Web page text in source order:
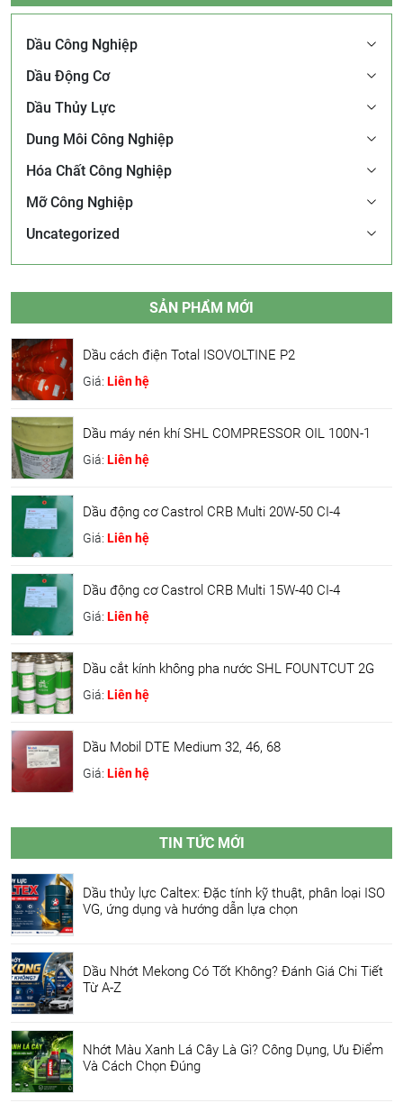
Dầu Công Nghiệp
Dầu Động Cơ
Dầu Thủy Lực
Dung Môi Công Nghiệp
Hóa Chất Công Nghiệp
Mỡ Công Nghiệp
Uncategorized
SẢN PHẨM MỚI
Dầu cách điện Total ISOVOLTINE P2
Giá: Liên hệ
Dầu máy nén khí SHL COMPRESSOR OIL 100N-1
Giá: Liên hệ
Dầu động cơ Castrol CRB Multi 20W-50 CI-4
Giá: Liên hệ
Dầu động cơ Castrol CRB Multi 15W-40 CI-4
Giá: Liên hệ
Dầu cắt kính không pha nước SHL FOUNTCUT 2G
Giá: Liên hệ
Dầu Mobil DTE Medium 32, 46, 68
Giá: Liên hệ
TIN TỨC MỚI
Dầu thủy lực Caltex: Đặc tính kỹ thuật, phân loại ISO
VG, ứng dụng và hướng dẫn lựa chọn
Dầu Nhớt Mekong Có Tốt Không? Đánh Giá Chi Tiết
Từ A-Z
Nhớt Màu Xanh Lá Cây Là Gì? Công Dụng, Ưu Điểm
Và Cách Chọn Đúng